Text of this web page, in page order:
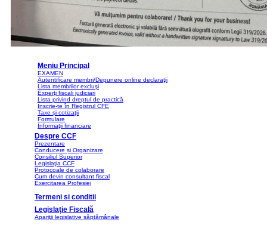
Meniu Principal
EXAMEN
Autentificare membri/Depunere online declaraţii
Lista membrilor excluşi
Experţi fiscali judiciari
Lista privind dreptul de practică
Înscrie-te în Registrul CFE
Taxe și cotizaţii
Formulare
Informaţii financiare
Despre CCF
Prezentare
Conducere și Organizare
Consiliul Superior
Legislaţia CCF
Protocoale de colaborare
Cum devin consultant fiscal
Exercitarea Profesiei
Termeni si conditii
Legislație Fiscală
Apariţii legislative săptămânale